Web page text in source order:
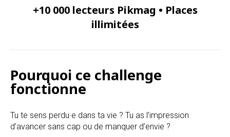
+10 000 lecteurs Pikmag • Places
illimitées
Pourquoi ce challenge
fonctionne
Tu te sens perdu·e dans ta vie ? Tu as l’impression
d’avancer sans cap ou de manquer d’envie ?